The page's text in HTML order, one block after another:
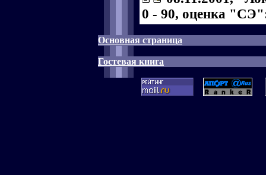
0 - 90, оценка
Основная страница
Гостевая книга